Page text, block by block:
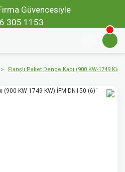
Güvencesiyle
305 1153
Flanşlı Paket Denge Kabı (900 KW-1749 KW)